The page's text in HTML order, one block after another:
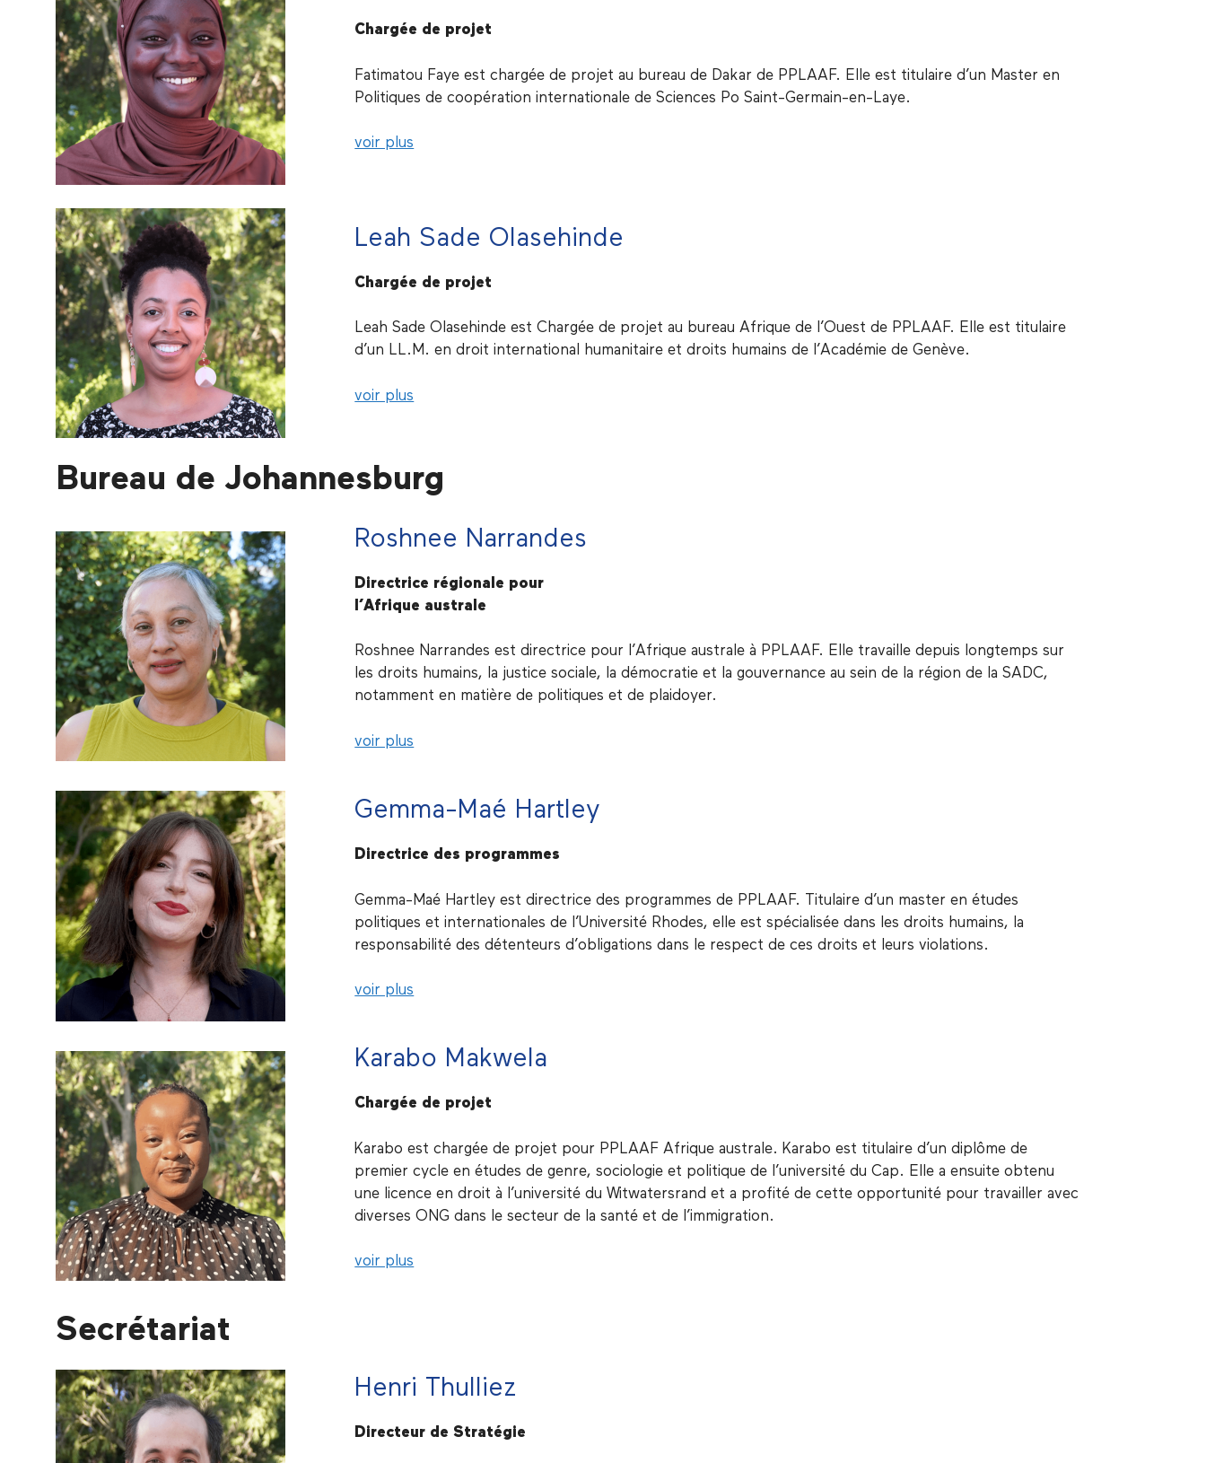
Chargée de projet
Fatimatou Faye est chargée de projet au bureau de Dakar de PPLAAF. Elle est titulaire d’un Master en
Politiques de coopération internationale de Sciences Po Saint-Germain-en-Laye.
voir plus
Leah Sade Olasehinde
Chargée de projet
Leah Sade Olasehinde est Chargée de projet au bureau Afrique de l’Ouest de PPLAAF. Elle est titulaire
d’un LL.M. en droit international humanitaire et droits humains de l’Académie de Genève.
voir plus
Bureau de Johannesburg
Roshnee Narrandes
Directrice régionale pour
l’Afrique australe
Roshnee Narrandes est directrice pour l’Afrique australe à PPLAAF. Elle travaille depuis longtemps sur
les droits humains, la justice sociale, la démocratie et la gouvernance au sein de la région de la SADC,
notamment en matière de politiques et de plaidoyer.
voir plus
Gemma-Maé Hartley
Directrice des programmes
Gemma-Maé Hartley est directrice des programmes de PPLAAF. Titulaire d’un master en études
politiques et internationales de l’Université Rhodes, elle est spécialisée dans les droits humains, la
responsabilité des détenteurs d’obligations dans le respect de ces droits et leurs violations.
voir plus
Karabo Makwela
Chargée de projet
Karabo est chargée de projet pour PPLAAF Afrique australe. Karabo est titulaire d’un diplôme de
premier cycle en études de genre, sociologie et politique de l’université du Cap. Elle a ensuite obtenu
une licence en droit à l’université du Witwatersrand et a profité de cette opportunité pour travailler avec
diverses ONG dans le secteur de la santé et de l’immigration.
voir plus
Secrétariat
Henri Thulliez
Directeur de Stratégie